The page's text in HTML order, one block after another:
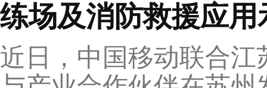
练场及消防救援应用
近日，中国移动联合